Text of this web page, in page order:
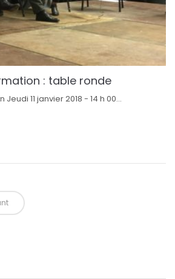
: table ronde
11 janvier 2018 - 14 h 00...